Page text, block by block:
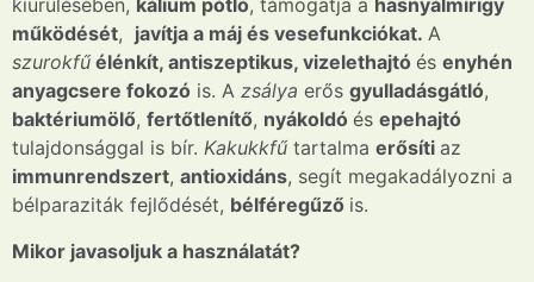
kiürülésében, kálium pótló, támogatja a hasnyálmirigy
működését, javítja a máj és vesefunkciókat. A
szurokfű élénkít, antiszeptikus, vizelethajtó és enyhén
anyagcsere fokozó is. A zsálya erős gyulladásgátló,
baktériumölő, fertőtlenítő, nyákoldó és epehajtó
tulajdonsággal is bír. Kakukkfű tartalma erősíti az
immunrendszert, antioxidáns, segít megakadályozni a
bélparaziták fejlődését, bélféregűző is.
Mikor javasoljuk a használatát?